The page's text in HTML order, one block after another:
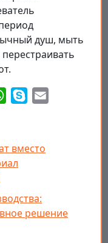
душ, мыть
WhatsApp
Skype
вместо
решение